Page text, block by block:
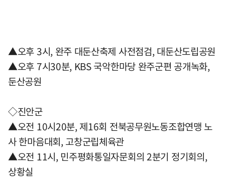
▲오후 3시, 완주 대둔산축제 사전점검, 대둔산도립공원
▲오후 7시30분, KBS 국악한마당 완주군편 공개녹화,
둔산공원
◇진안군
▲오전 10시20분, 제16회 전북공무원노동조합연맹 노
사 한마음대회, 고창군립체육관
▲오전 11시, 민주평화통일자문회의 2분기 정기회의,
상황실